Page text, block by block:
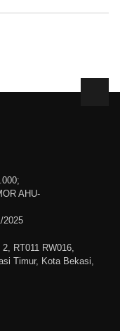
AHU-
2025
RT011 RW016,
Timur, Kota Bekasi,